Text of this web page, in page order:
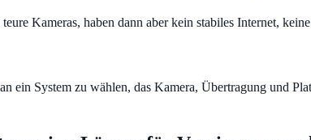
Kameras, haben dann aber kein stabiles Internet,
ein System zu wählen, das Kamera, Übertragung und